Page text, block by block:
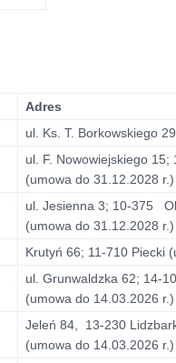
Adres
ul. Ks. T. Borkowskiego
ul. F. Nowowiejskiego 15;
(umowa do 31.12.2028 r.)
ul. Jesienna 3; 10-375
(umowa do 31.12.2028 r.)
Krutyń 66; 11-710 Piecki
ul. Grunwaldzka 62; 14-
(umowa do 14.03.2026 r.)
Jeleń 84, 13-230
(umowa do 14.03.2026 r.)